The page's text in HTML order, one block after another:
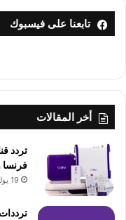
تابعنا على فيسبوك
أخر المقالات
تردد
فرنسا
19 يوليو، 2026